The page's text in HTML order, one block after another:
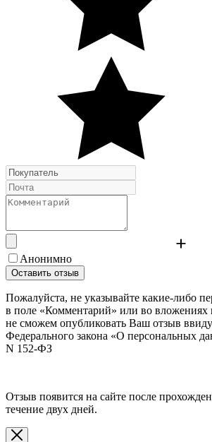
Анонимно
Оставить отзыв
Пожалуйста, не указывайте какие-либо
в поле «Комментарий» или во вложениях
не сможем опубликовать Ваш отзыв
Федерального закона «О персональных
N 152-ФЗ
Отзыв появится на сайте после
течение двух дней.